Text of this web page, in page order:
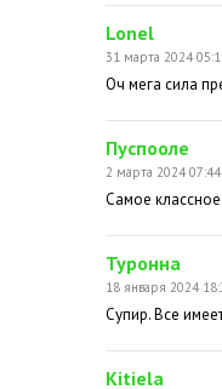
Lonel
31 марта 2024
Оч мега сила
Пуспооле
2 марта 2024 07:44
Самое
Туронна
18 января 2024
Супир. Все
Kitiela